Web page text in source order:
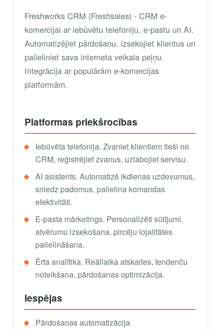
Freshworks CRM (Freshsales) - CRM e-
komercijai ar iebūvētu telefoniju, e-pastu un AI.
Automatizējiet pārdošanu, izsekojiet klientus un
palieliniet sava interneta veikala peļņu.
Integrācija ar populārām e-komercijas
platformām.
Platformas priekšrocības
Iebūvēta telefonija. Zvaniet klientiem tieši no
CRM, reģistrējiet zvanus, uzlabojiet servisu.
AI asistents. Automatizē ikdienas uzdevumus,
sniedz padomus, palielina komandas
efektivitāti.
E-pasta mārketings. Personalizēti sūtījumi,
atvērumu izsekošana, pircēju lojalitātes
palielināšana.
Ērta analītika. Reāllaika atskaites, tendenču
noteikšana, pārdošanas optimizācija.
Iespējas
Pārdošanas automatizācija